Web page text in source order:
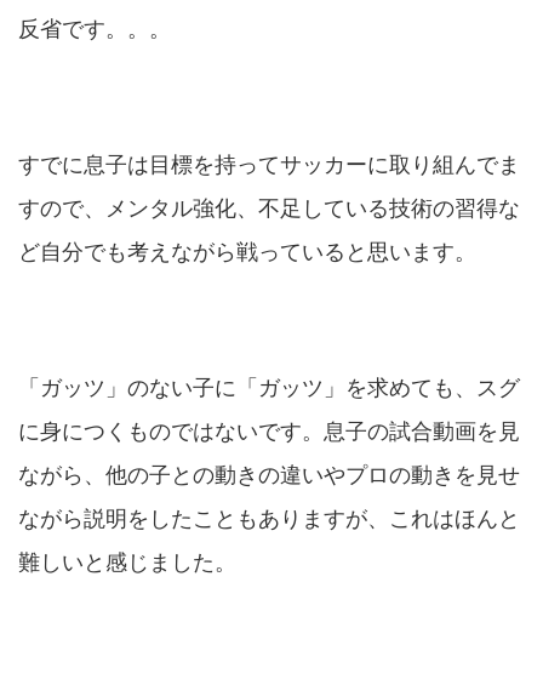
反省です。。。
すでに息子は目標を持ってサッカーに取り組んでま
すので、メンタル強化、不足している技術の習得な
ど自分でも考えながら戦っていると思います。
「ガッツ」のない子に「ガッツ」を求めても、スグ
に身につくものではないです。息子の試合動画を見
ながら、他の子との動きの違いやプロの動きを見せ
ながら説明をしたこともありますが、これはほんと
難しいと感じました。